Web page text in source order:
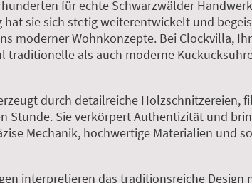
für echte Schwarzwälder
hat sie sich stetig weiterentwickelt und
moderner Wohnkonzepte. Bei Clockvilla,
traditionelle als auch moderne
durch detailreiche Holzschnitzereien,
Stunde. Sie verkörpert Authentizität und
Mechanik, hochwertige Materialien und
interpretieren das traditionsreiche Design